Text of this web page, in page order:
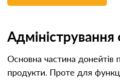
Основна частина донейтів
продукти. Проте для